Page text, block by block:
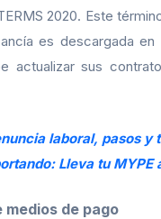
2020. Este
es descargada
actualizar sus
laboral, pasos y
Lleva tu
medios de pago